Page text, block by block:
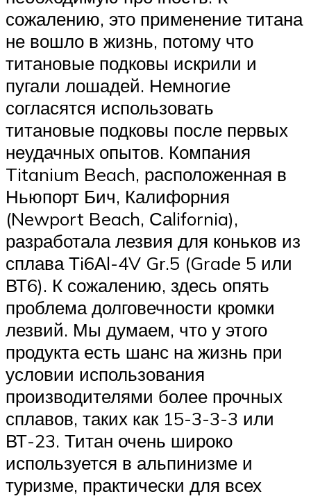
сожалению, это применение титана
не вошло в жизнь, потому что
титановые подковы искрили и
пугали лошадей. Немногие
согласятся использовать
титановые подковы после первых
неудачных опытов. Компания
Titanium Beach, расположенная в
Ньюпорт Бич, Калифорния
(Newport Beach, Саlifornia),
разработала лезвия для коньков из
сплава Тi6Аl-4V Gr.5 (Grade 5 или
ВТ6). К сожалению, здесь опять
проблема долговечности кромки
лезвий. Мы думаем, что у этого
продукта есть шанс на жизнь при
условии использования
производителями более прочных
сплавов, таких как 15-3-3-3 или
ВТ-23. Титан очень широко
используется в альпинизме и
туризме, практически для всех